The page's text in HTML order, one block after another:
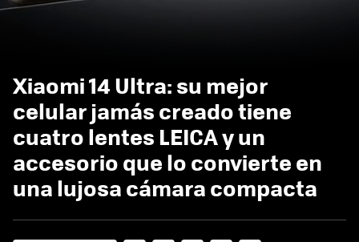
Xiaomi 14 Ultra: su mejor
celular jamás creado tiene
cuatro lentes LEICA y un
accesorio que lo convierte en
una lujosa cámara compacta